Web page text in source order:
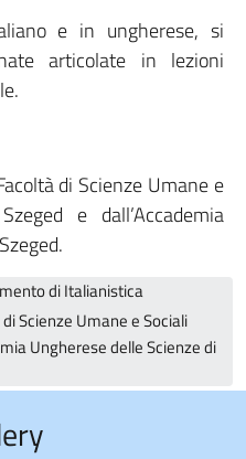
e in ungherese, si
articolate in lezioni
di Scienze Umane e
e dall’Accademia
di Italianistica
Scienze Umane e Sociali
Ungherese delle Scienze di